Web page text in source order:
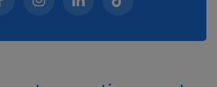
(nouvelle fenêtre)
Instagram (nouvelle fenêtre)
Linkedin (nouvelle
Tiktok (nouvelle